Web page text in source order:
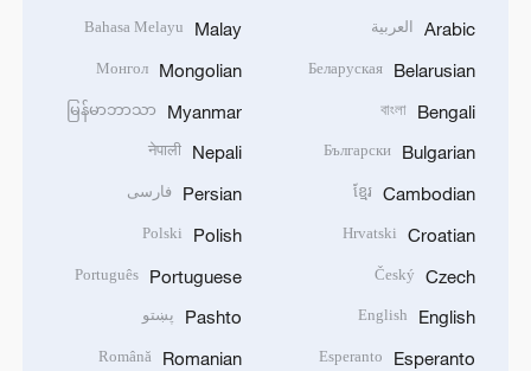
Arabic العربية
Belarusian
Беларуская
Bengali
বাংলা
Bulgarian
Български
Cambodian
ខ្មែរ
Croatian
Hrvatski
Czech
Český
English
English
Esperanto
Esperanto
Malay
Bahasa Melayu
Mongolian
Монгол
Myanmar
မြန်မာဘာသာ
Nepali
नेपाली
Persian فارسی
Polish
Polski
Portuguese
Português
Pashto پښتو
Romanian
Română